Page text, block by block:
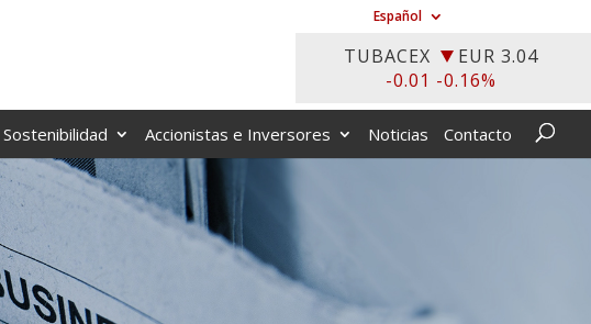
Español
Sostenibilidad Accionistas e Inversores Noticias Contacto